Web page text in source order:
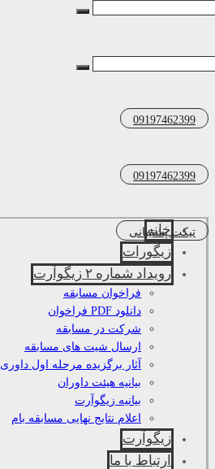
09197462399
09197462399
تیکت پشتیبانی
خانه
زیگورات
رویداد شماره ۲ زیگوآرت
فراخوان مسابقه
دانلود PDF فراخوان
شرکت در مسابقه
ارسال شیت های مسابقه
آثار برگزیده مرحله اول داوری
بیانیه هیئت داوران
بیانیه زیگوآرت
اعلام نتایج نهایی مسابقه بام
زیگوآرت
ارتباط با ما